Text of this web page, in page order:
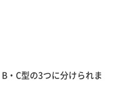
・C型の3つに分けられま